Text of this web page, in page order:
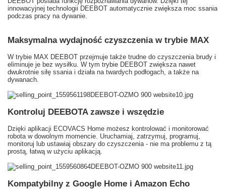
innowacyjnej technologii DEEBOT automatycznie zwiększa moc ssania
podczas pracy na dywanie.
Maksymalna wydajność czyszczenia w trybie MAX
W trybie MAX DEEBOT przejmuje także trudne do czyszczenia brudy i
eliminuje je bez wysiłku. W tym trybie DEEBOT zwiększa nawet
dwukrotnie siłę ssania i działa na twardych podłogach, a także na
dywanach.
Kontroluj DEEBOTA zawsze i wszędzie
Dzięki aplikacji ECOVACS Home możesz kontrolować i monitorować
robota w dowolnym momencie. Uruchamiaj, zatrzymuj, programuj,
monitoruj lub ustawiaj obszary do czyszczenia - nie ma problemu z tą
prostą, łatwą w użyciu aplikacją.
Kompatybilny z Google Home i Amazon Echo